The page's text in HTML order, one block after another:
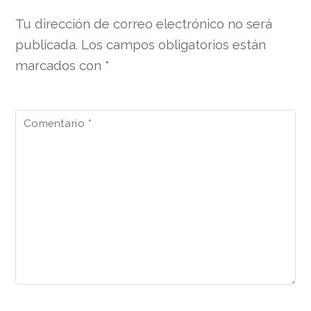
Tu dirección de correo electrónico no será
publicada. Los campos obligatorios están
marcados con *
Comentario *